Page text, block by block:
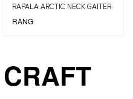
RAPALA ARCTIC NECK GAITER
RANG